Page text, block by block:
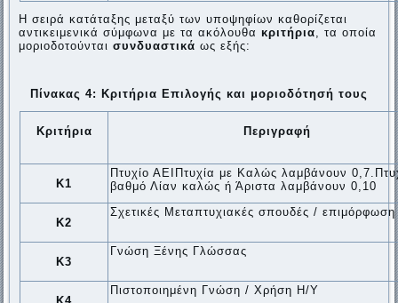
Η σειρά κατάταξης μεταξύ των υποψηφίων καθορίζεται
αντικειμενικά σύμφωνα με τα ακόλουθα κριτήρια , τα οποία
μοριοδοτούνταισυνδυαστικά ως εξής:
Πίνακας 4: Κριτήρια Επιλογής και μοριοδότησή τους
Κριτήρια Περιγραφή
Κ1
Πτυχίο ΑΕΙΠτυχία με Καλώς λαμβάνουν
βαθμό Λίαν καλώς ή Άριστα λαμβάνουν 0,10
Κ2
Σχετικές Μεταπτυχιακές σπουδές / επιμόρφωση
Κ3
Γνώση Ξένης Γλώσσας
Πιστοποιημένη Γνώση / Χρήση Η/Υ